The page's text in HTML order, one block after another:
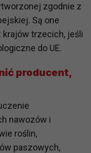
zgodnie z
Są one
trzecich, jeśli
do UE.
producent,
nawozów i
roślin,
paszowych,